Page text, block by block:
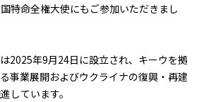
特命全権大使にもご参加いただきまし
2025年9月24日に設立され、キーウを拠
事業展開およびウクライナの復興・再建
しています。